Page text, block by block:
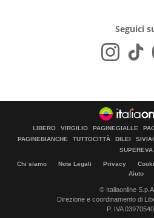
Seguici
LIBERO VIRGILIO PAGINEGIALLE
PAGINEBIANCHE
TUTTOCITTÀ DILEI
SUPEREVA
Chi siamo Note Legali Privacy
Aiuto
© Italiaonline
Direzione e coordinamento di
P. IVA